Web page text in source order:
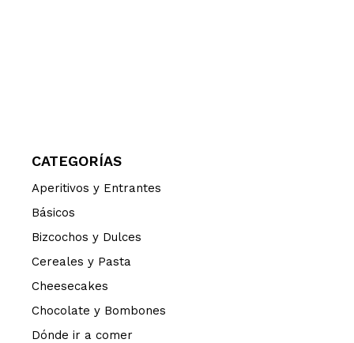
CATEGORÍAS
Aperitivos y Entrantes
Básicos
Bizcochos y Dulces
Cereales y Pasta
Cheesecakes
Chocolate y Bombones
Dónde ir a comer